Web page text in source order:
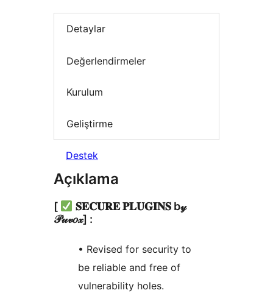
Detaylar
Değerlendirmeler
Kurulum
Geliştirme
Destek
Açıklama
[
𝐒𝐄𝐂𝐔𝐑𝐄 𝐏𝐋𝐔𝐆𝐈𝐍𝐒 b𝓎
𝒫𝓊𝓋𝑜𝓍] :
• Revised for security to
be reliable and free of
vulnerability holes.